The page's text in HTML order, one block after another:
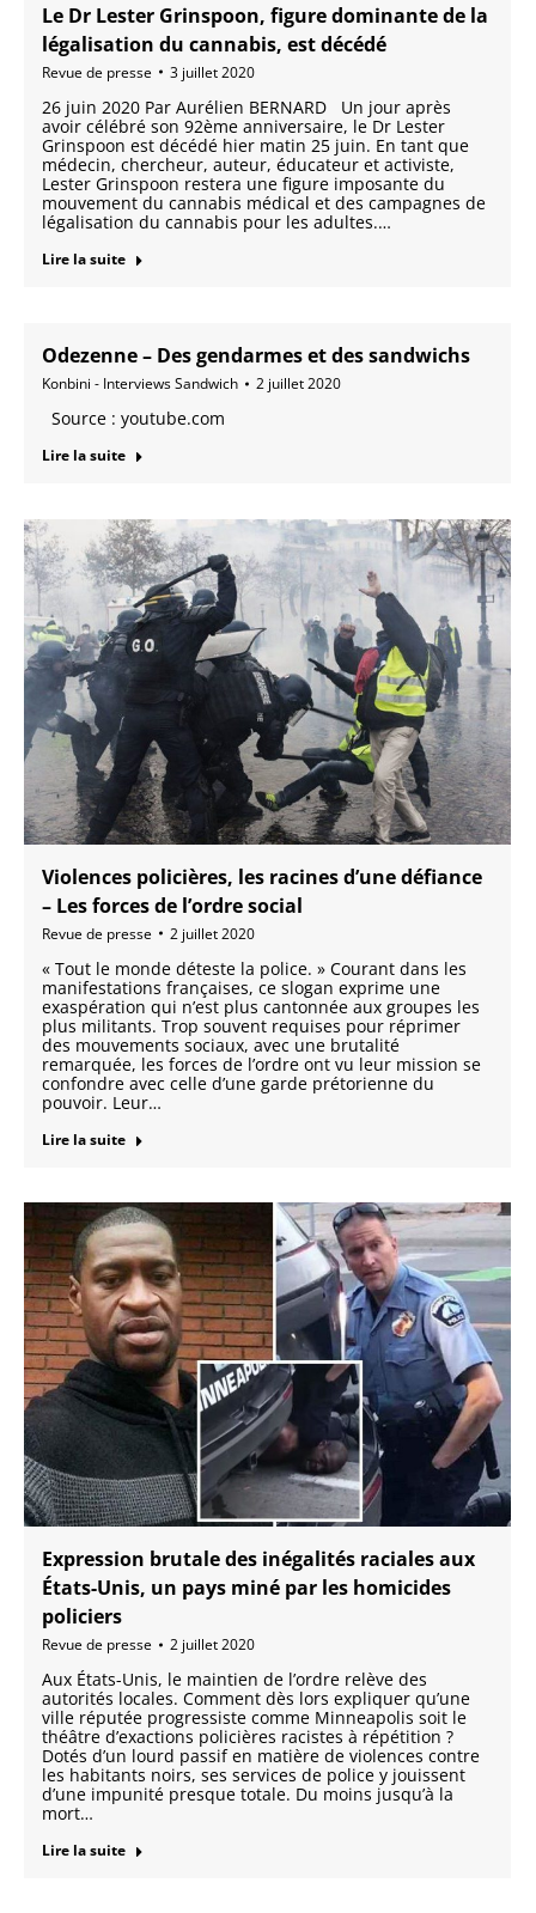
Le Dr Lester Grinspoon, figure dominante de la
légalisation du cannabis, est décédé
Revue de presse 3 juillet 2020
26 juin 2020 Par Aurélien BERNARD Un jour après
avoir célébré son 92ème anniversaire, le Dr Lester
Grinspoon est décédé hier matin 25 juin. En tant que
médecin, chercheur, auteur, éducateur et activiste,
Lester Grinspoon restera une figure imposante du
mouvement du cannabis médical et des campagnes de
légalisation du cannabis pour les adultes.…
Lire la suite
Odezenne – Des gendarmes et des sandwichs
Konbini - Interviews Sandwich 2 juillet 2020
Source : youtube.com
Lire la suite
Violences policières, les racines d’une défiance
– Les forces de l’ordre social
Revue de presse 2 juillet 2020
« Tout le monde déteste la police. » Courant dans les
manifestations françaises, ce slogan exprime une
exaspération qui n’est plus cantonnée aux groupes les
plus militants. Trop souvent requises pour réprimer
des mouvements sociaux, avec une brutalité
remarquée, les forces de l’ordre ont vu leur mission se
confondre avec celle d’une garde prétorienne du
pouvoir. Leur…
Lire la suite
Expression brutale des inégalités raciales aux
États-Unis, un pays miné par les homicides
policiers
Revue de presse 2 juillet 2020
Aux États-Unis, le maintien de l’ordre relève des
autorités locales. Comment dès lors expliquer qu’une
ville réputée progressiste comme Minneapolis soit le
théâtre d’exactions policières racistes à répétition ?
Dotés d’un lourd passif en matière de violences contre
les habitants noirs, ses services de police y jouissent
d’une impunité presque totale. Du moins jusqu’à la
mort…
Lire la suite